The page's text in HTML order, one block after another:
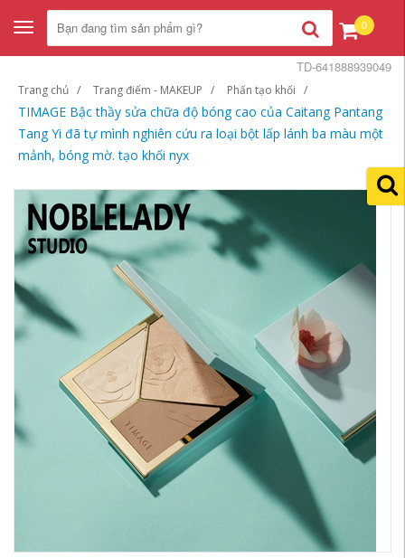
Toggle
navigation
0
Trang chủ Trang điểm - MAKEUP Phấn tạo khối
TIMAGE Bậc thầy sửa chữa độ bóng cao của Caitang Pantang
Tang Yi đã tự mình nghiên cứu ra loại bột lấp lánh ba màu một
mảnh, bóng mờ. tạo khối nyx
TD-641888939049